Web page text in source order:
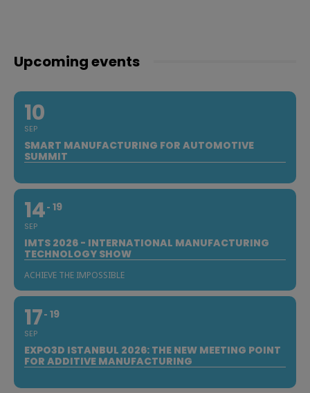
Upcoming events
10
SEP
SMART MANUFACTURING FOR AUTOMOTIVE
SUMMIT
14
SEP
19
IMTS 2026 - INTERNATIONAL MANUFACTURING
TECHNOLOGY SHOW
ACHIEVE THE IMPOSSIBLE
17
SEP
19
EXPO3D ISTANBUL 2026: THE NEW MEETING POINT
FOR ADDITIVE MANUFACTURING